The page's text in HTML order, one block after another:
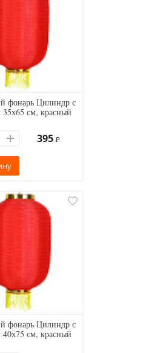
фонарь Цилиндр с
35х65 см, красный
395 ₽
фонарь Цилиндр с
40х75 см, красный